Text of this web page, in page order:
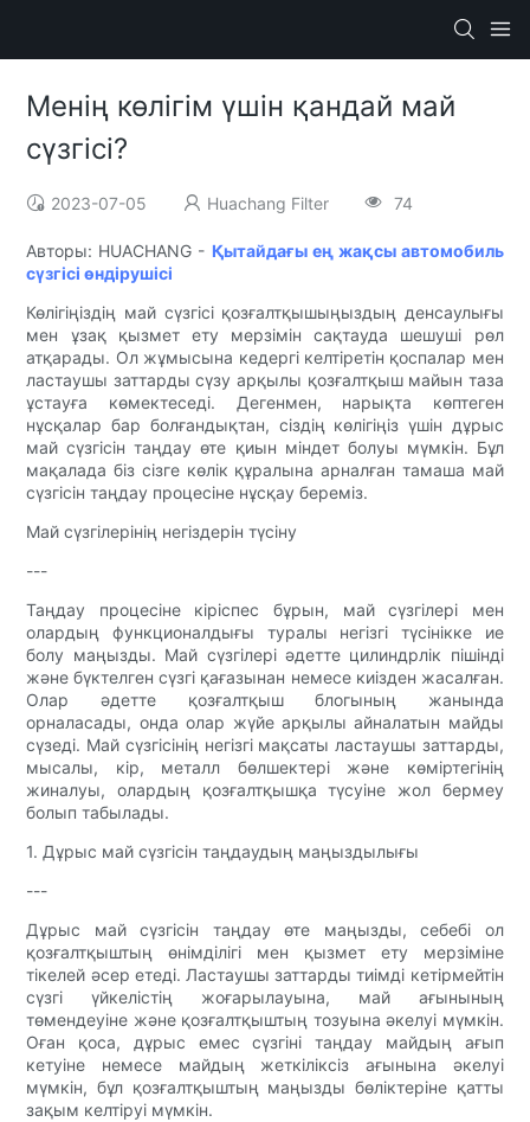
Менің көлігім үшін қандай май
сүзгісі?
2023-07-05 Huachang Filter 74
Авторы: HUACHANG - Қытайдағы ең жақсы автомобиль
сүзгісі өндірушісі
Көлігіңіздің май сүзгісі қозғалтқышыңыздың денсаулығы
мен ұзақ қызмет ету мерзімін сақтауда шешуші рөл
атқарады. Ол жұмысына кедергі келтіретін қоспалар мен
ластаушы заттарды сүзу арқылы қозғалтқыш майын таза
ұстауға көмектеседі. Дегенмен, нарықта көптеген
нұсқалар бар болғандықтан, сіздің көлігіңіз үшін дұрыс
май сүзгісін таңдау өте қиын міндет болуы мүмкін. Бұл
мақалада біз сізге көлік құралына арналған тамаша май
сүзгісін таңдау процесіне нұсқау береміз.
Май сүзгілерінің негіздерін түсіну
---
Таңдау процесіне кіріспес бұрын, май сүзгілері мен
олардың функционалдығы туралы негізгі түсінікке ие
болу маңызды. Май сүзгілері әдетте цилиндрлік пішінді
және бүктелген сүзгі қағазынан немесе киізден жасалған.
Олар әдетте қозғалтқыш блогының жанында
орналасады, онда олар жүйе арқылы айналатын майды
сүзеді. Май сүзгісінің негізгі мақсаты ластаушы заттарды,
мысалы, кір, металл бөлшектері және көміртегінің
жиналуы, олардың қозғалтқышқа түсуіне жол бермеу
болып табылады.
1. Дұрыс май сүзгісін таңдаудың маңыздылығы
---
Дұрыс май сүзгісін таңдау өте маңызды, себебі ол
қозғалтқыштың өнімділігі мен қызмет ету мерзіміне
тікелей әсер етеді. Ластаушы заттарды тиімді кетірмейтін
сүзгі үйкелістің жоғарылауына, май ағынының
төмендеуіне және қозғалтқыштың тозуына әкелуі мүмкін.
Оған қоса, дұрыс емес сүзгіні таңдау майдың ағып
кетуіне немесе майдың жеткіліксіз ағынына әкелуі
мүмкін, бұл қозғалтқыштың маңызды бөліктеріне қатты
зақым келтіруі мүмкін.